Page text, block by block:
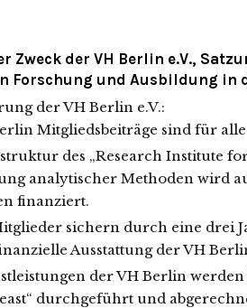
Zweck der VH Berlin e.V.,
Forschung und Ausbildung in
der VH Berlin e.V.:
Mitgliedsbeiträge sind für
des „Research Institute
analytischer Methoden wird
finanziert.
sichern durch eine drei
Ausstattung der VH
der VH Berlin
durchgeführt und